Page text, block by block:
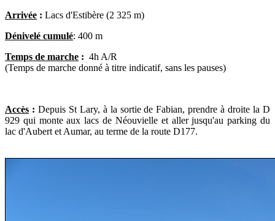
Arrivée : Lacs d'Estibère (2 325 m)
Dénivelé cumulé: 400 m
Temps de marche : 4h A/R
(Temps de marche donné à titre indicatif, sans les pauses)
Accès : Depuis St Lary, à la sortie de Fabian, prendre à droite la D
929 qui monte aux lacs de Néouvielle et aller jusqu'au parking du
lac d'Aubert et Aumar, au terme de la route D177.